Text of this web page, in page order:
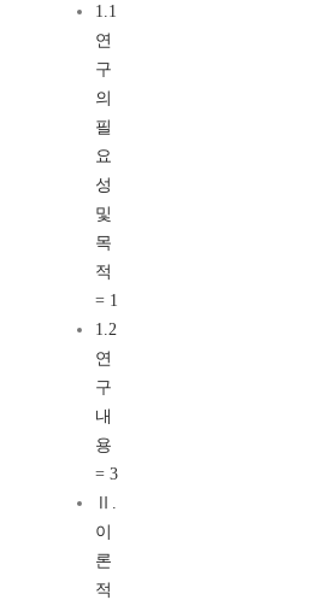
1.1
연
구
의
필
요
성
및
목
적
= 1
1.2
연
구
내
용
= 3
Ⅱ.
이
론
적